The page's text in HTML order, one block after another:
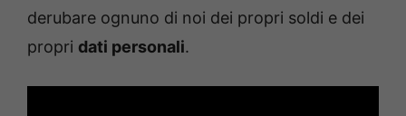
derubare ognuno di noi dei propri soldi e dei
propri dati personali.